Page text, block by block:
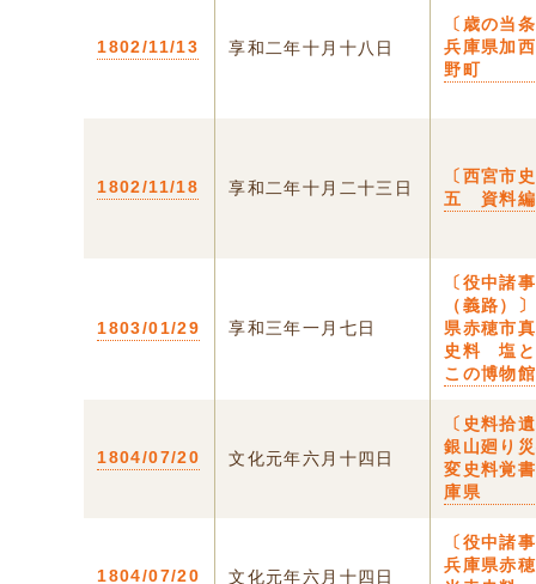
1802/11/13 享和二年十月十八日
〔歳の当
兵庫県加
野町
1802/11/18 享和二年十月二十三日
〔西宮
五 資料編
1803/01/29 享和三年一月七日
〔役中諸
（義路）
県赤穂市
史料 塩
この博物館
1804/07/20 文化元年六月十四日
〔史料拾
銀山廻り
変史料覚
庫県
1804/07/20 文化元年六月十四日
〔役中諸
兵庫県赤